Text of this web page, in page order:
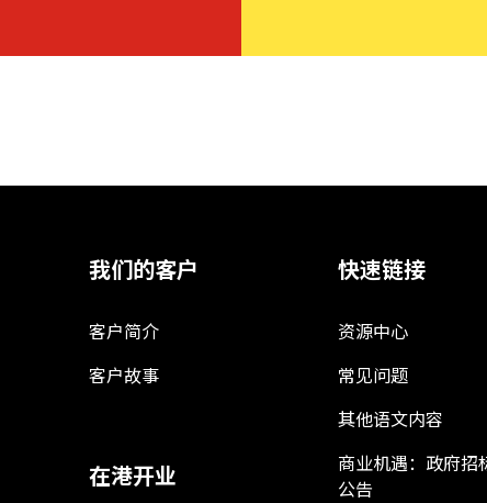
我们的客户
客户简介
客户故事
在港开业
快速链接
资源中心
常见问题
其他语文内容
商业机遇：政府招
公告